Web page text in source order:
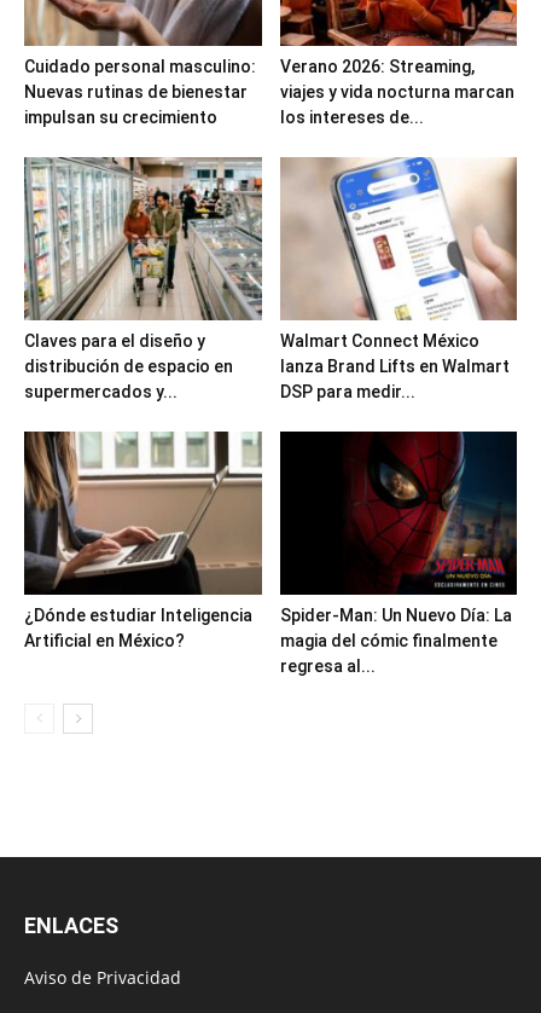
Cuidado personal masculino:
Nuevas rutinas de bienestar
impulsan su crecimiento
Verano 2026: Streaming,
viajes y vida nocturna marcan
los intereses de...
Claves para el diseño y
distribución de espacio en
supermercados y...
Walmart Connect México
lanza Brand Lifts en Walmart
DSP para medir...
¿Dónde estudiar Inteligencia
Artificial en México?
Spider-Man: Un Nuevo Día: La
magia del cómic finalmente
regresa al...
ENLACES
Aviso de Privacidad